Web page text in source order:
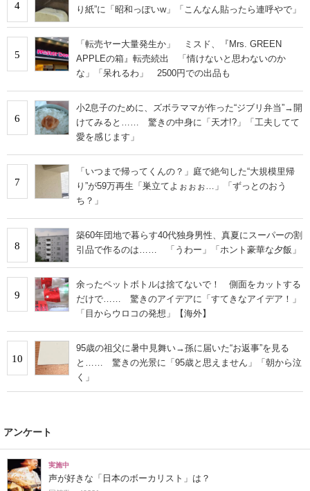
4
り紙”に「昭和っぽいw」「こんなん貼ったら連呼やで」
5
「転売ヤー大量発生か」 ミスド、『Mrs. GREEN
APPLEの箱』転売続出 「情けないと思わないのか
な」「呆れるわ」 2500円での出品も
6
小2息子のために、ズボラママが作った“ジブリ弁当”→開
けてみると…… 驚きの中身に「天才!?」「工夫してて
愛を感じます」
7
「いつまで帰ってくんの？」庭で絶句した“大規模里帰
り”が59万再生「巣立てよぉぉぉ…」「ずっとのおう
ち？」
8
築60年団地で暮らす40代独身男性、真夏にスーパーの割
引品で作るのは…… 「うわー」「ホント豪華な夕飯」
9
余ったペットボトルは捨てないで！ 側面をカットする
だけで…… 驚きのアイデアに「すてきなアイデア！」
「目からウロコの発想」【海外】
10
95歳の祖父に暑中見舞い→孫に届いた“お返事”を見る
と…… 驚きの光景に「95歳と思えません」「朝から泣
く」
アンケート
実施中
声が好きな「日本のボーカリスト」は？